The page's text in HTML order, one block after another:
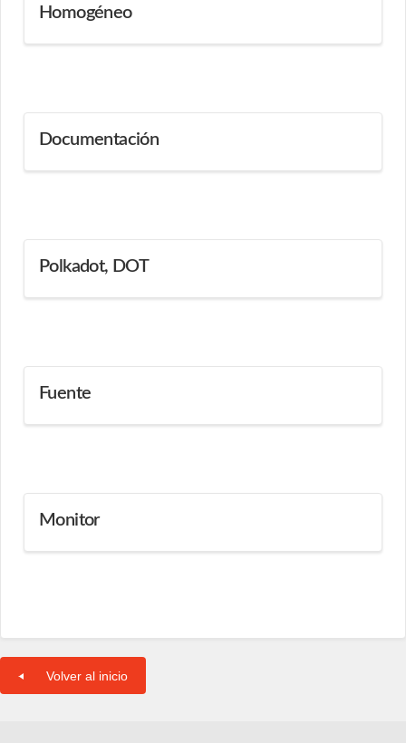
Homogéneo
Documentación
Polkadot, DOT
Fuente
Monitor
Volver al inicio